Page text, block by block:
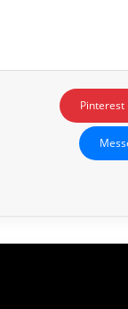
Pinterest